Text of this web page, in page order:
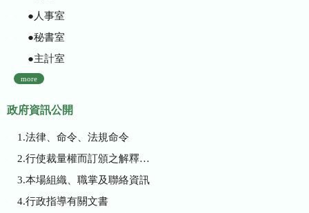
●人事室
●秘書室
●主計室
more
政府資訊公開
1.法律、命令、法規命令
2.行使裁量權而訂頒之解釋性規定及裁量基準
3.本場組織、職掌及聯絡資訊
4.行政指導有關文書